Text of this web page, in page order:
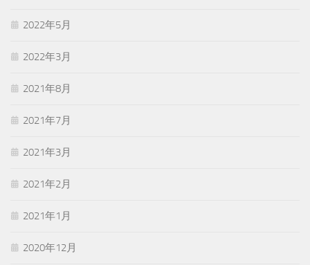
2022年5月
2022年3月
2021年8月
2021年7月
2021年3月
2021年2月
2021年1月
2020年12月